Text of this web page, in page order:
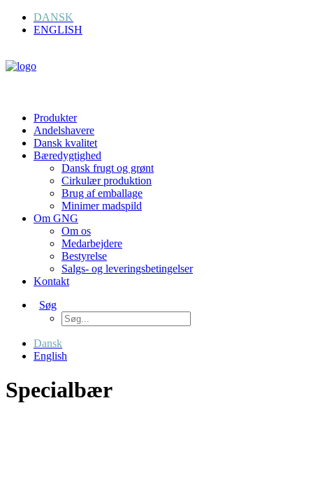
DANSK
ENGLISH
Produkter
Andelshavere
Dansk kvalitet
Bæredygtighed
Dansk frugt og grønt
Cirkulær produktion
Brug af emballage
Minimer madspild
Om GNG
Om os
Medarbejdere
Bestyrelse
Salgs- og leveringsbetingelser
Kontakt
Søg
Dansk
English
Specialbær